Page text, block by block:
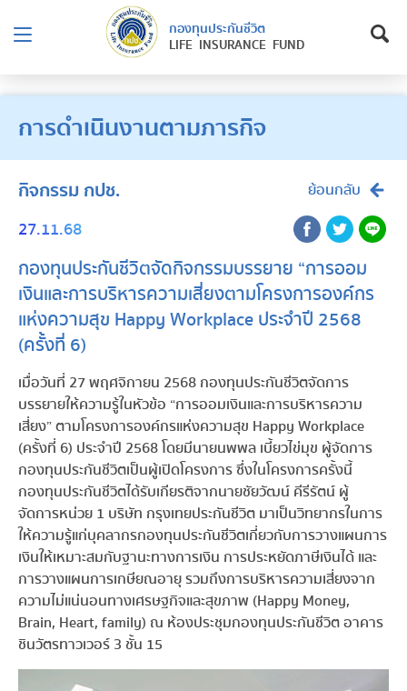
กองทุนประกันชีวิต
LIFE INSURANCE FUND
การดำเนินงานตามภารกิจ
กิจกรรม กปช. ย้อนกลับ
27.11.68
กองทุนประกันชีวิตจัดกิจกรรมบรรยาย “การออม
เงินและการบริหารความเสี่ยงตามโครงการองค์กร
แห่งความสุข Happy Workplace ประจำปี 2568
(ครั้งที่ 6)
เมื่อวันที่ 27 พฤศจิกายน 2568 กองทุนประกันชีวิตจัดการ
บรรยายให้ความรู้ในหัวข้อ “การออมเงินและการบริหารความ
เสี่ยง” ตามโครงการองค์กรแห่งความสุข Happy Workplace
(ครั้งที่ 6) ประจำปี 2568 โดยมีนายนพพล เบี้ยวไข่มุข ผู้จัดการ
กองทุนประกันชีวิตเป็นผู้เปิดโครงการ ซึ่งในโครงการครั้งนี้
กองทุนประกันชีวิตได้รับเกียรติจากนายชัยวัฒน์ คีรีรัตน์ ผู้
จัดการหน่วย 1 บริษัท กรุงเทยประกันชีวิต มาเป็นวิทยากรในการ
ให้ความรู้แก่บุคลากรกองทุนประกันชีวิตเกี่ยวกับการวางแผนการ
เงินให้เหมาะสมกับฐานะทางการเงิน การประหยัดภาษีเงินได้ และ
การวางแผนการเกษียณอายุ รวมถึงการบริหารความเสี่ยงจาก
ความไม่แน่นอนทางเศรษฐกิจและสุขภาพ (Happy Money,
Brain, Heart, family) ณ ห้องประชุมกองทุนประกันชีวิต อาคาร
ชินวัตรทาวเวอร์ 3 ชั้น 15